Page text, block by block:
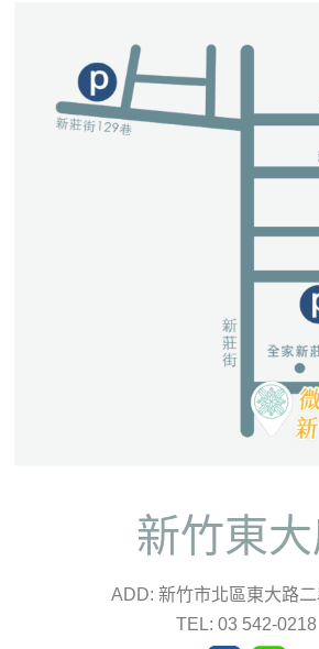
新竹東
ADD: 新竹市北區東大路
TEL: 03 542-0218